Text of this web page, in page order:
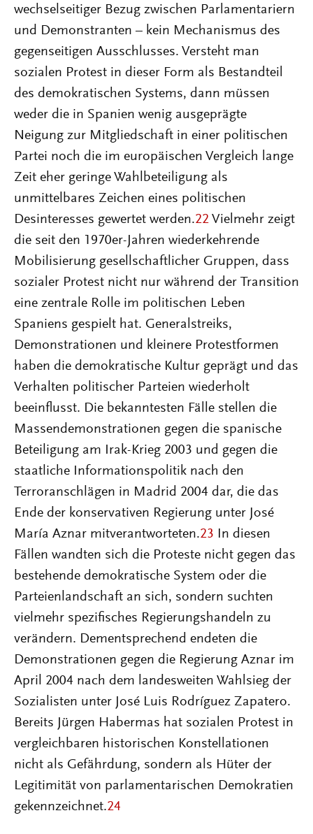
wechselseitiger Bezug zwischen Parlamentariern
und Demonstranten – kein Mechanismus des
gegenseitigen Ausschlusses. Versteht man
sozialen Protest in dieser Form als Bestandteil
des demokratischen Systems, dann müssen
weder die in Spanien wenig ausgeprägte
Neigung zur Mitgliedschaft in einer politischen
Partei noch die im europäischen Vergleich lange
Zeit eher geringe Wahlbeteiligung als
unmittelbares Zeichen eines politischen
Desinteresses gewertet werden.22 Vielmehr zeigt
die seit den 1970er-Jahren wiederkehrende
Mobilisierung gesellschaftlicher Gruppen, dass
sozialer Protest nicht nur während der Transition
eine zentrale Rolle im politischen Leben
Spaniens gespielt hat. Generalstreiks,
Demonstrationen und kleinere Protestformen
haben die demokratische Kultur geprägt und das
Verhalten politischer Parteien wiederholt
beeinflusst. Die bekanntesten Fälle stellen die
Massendemonstrationen gegen die spanische
Beteiligung am Irak-Krieg 2003 und gegen die
staatliche Informationspolitik nach den
Terroranschlägen in Madrid 2004 dar, die das
Ende der konservativen Regierung unter José
María Aznar mitverantworteten.23 In diesen
Fällen wandten sich die Proteste nicht gegen das
bestehende demokratische System oder die
Parteienlandschaft an sich, sondern suchten
vielmehr spezifisches Regierungshandeln zu
verändern. Dementsprechend endeten die
Demonstrationen gegen die Regierung Aznar im
April 2004 nach dem landesweiten Wahlsieg der
Sozialisten unter José Luis Rodríguez Zapatero.
Bereits Jürgen Habermas hat sozialen Protest in
vergleichbaren historischen Konstellationen
nicht als Gefährdung, sondern als Hüter der
Legitimität von parlamentarischen Demokratien
gekennzeichnet.24